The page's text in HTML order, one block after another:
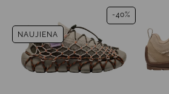
-40%
NAUJIENA